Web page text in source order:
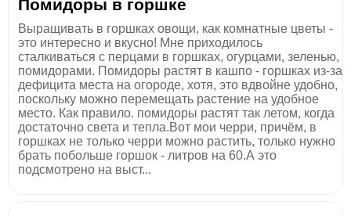
Помидоры в горшке
Выращивать в горшках овощи, как комнатные цветы -
это интересно и вкусно! Мне приходилось
сталкиваться с перцами в горшках, огурцами, зеленью,
помидорами. Помидоры растят в кашпо - горшках из-за
дефицита места на огороде, хотя, это вдвойне удобно,
поскольку можно перемещать растение на удобное
место. Как правило. помидоры растят так летом, когда
достаточно света и тепла.Вот мои черри, причём, в
горшках не только черри можно растить, только нужно
брать побольше горшок - литров на 60.А это
подсмотрено на выст...